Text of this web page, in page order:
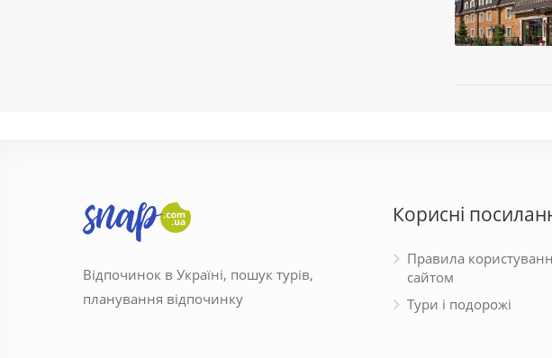
Відпочинок в Україні, пошук турів,
планування відпочинку
Корисні
Правила
сайтом
Тури і подорожі